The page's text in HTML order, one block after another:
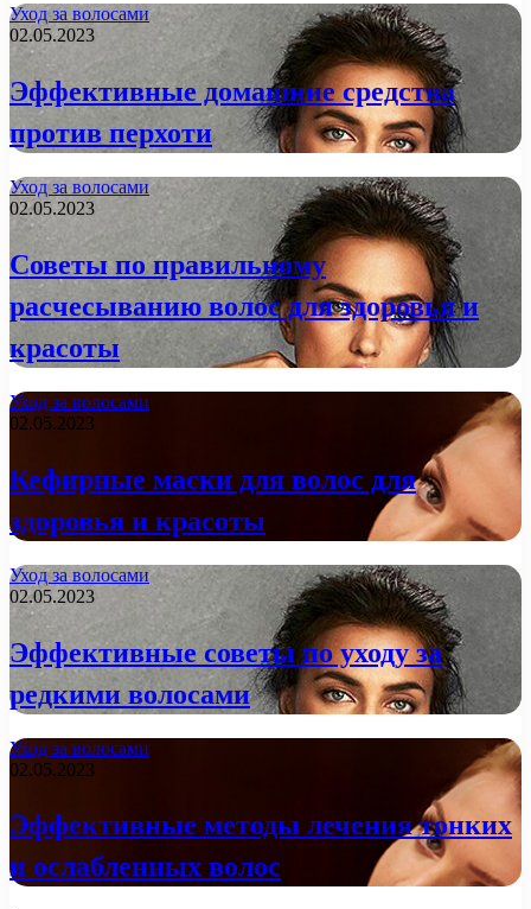
Уход за волосами
02.05.2023
Эффективные домашние средства
против перхоти
Уход за волосами
02.05.2023
Советы по правильному
расчесыванию волос для здоровья и
красоты
Уход за волосами
02.05.2023
Кефирные маски для волос для
здоровья и красоты
Уход за волосами
02.05.2023
Эффективные советы по уходу за
редкими волосами
Уход за волосами
02.05.2023
Эффективные методы лечения тонких
и ослабленных волос